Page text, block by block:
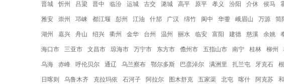
晋城 忻州 吕梁 晋中 临汾 运城 古交 潞城 高平 原平 孝义 汾阳 介休 侯马
雅安 崇州 邛崃 都江堰 彭州 江油 什邡 广汉 绵竹 阆中 华蓥 峨眉山 万源 简
湖州 嘉兴 舟山 绍兴 衢州 金华 台州 温州 丽水 临安 富阳 建德 慈溪 余姚
海口市 三亚市 文昌市 琼海市 万宁市 东方市 儋州市 五指山市 南宁 桂林 柳州
乌海 赤峰 呼伦贝尔 通辽 乌兰察布 鄂尔多斯 巴彦淖尔 满洲里 扎兰屯 牙克石
日喀则 乌鲁木齐 克拉玛依 石河子 阿拉尔 图木舒克 五家渠 北屯 喀什 阿克苏